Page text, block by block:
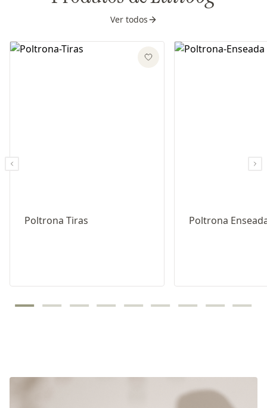
Ver todos
Poltrona Tiras Poltrona